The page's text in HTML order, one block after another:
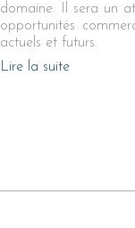
domaine. Il sera un
opportunités
actuels et futurs.
Lire la suite